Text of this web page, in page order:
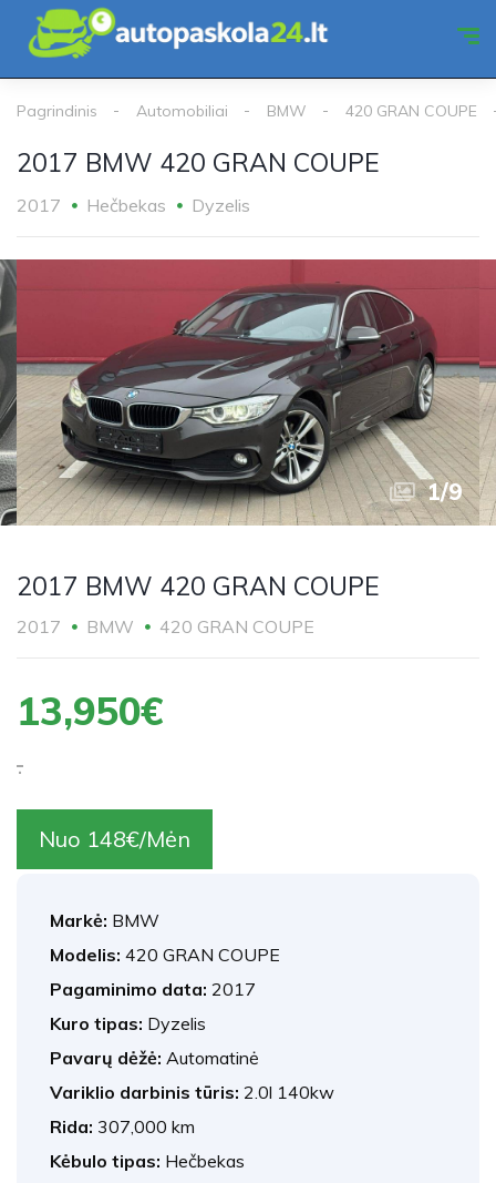
Pagrindinis Automobiliai BMW 420 GRAN COUPE
2017 BMW 420 GRAN COUPE
2017 Hečbekas Dyzelis
1/9
2017 BMW 420 GRAN COUPE
2017 BMW 420 GRAN COUPE
13,950€
.
Nuo 148€/Mėn
Markė: BMW
Modelis: 420 GRAN COUPE
Pagaminimo data: 2017
Kuro tipas: Dyzelis
Pavarų dėžė: Automatinė
Variklio darbinis tūris: 2.0l 140kw
Rida: 307,000 km
Kėbulo tipas: Hečbekas